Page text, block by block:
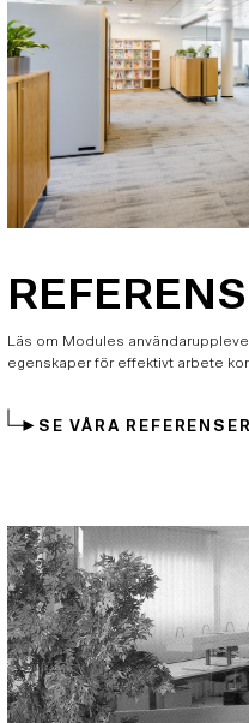
Läs om Modules
egenskaper för effektivt arbete
SE VÅRA REFERENSER